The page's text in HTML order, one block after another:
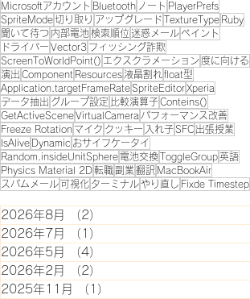
Microsoftアカウント Bluetooth ノート PlayerPrefs
SpriteMode切り取り アップグレード TextureType Ruby
聞いて待つ 内部電池 検索順位 迷惑メール ペイント
ドライバー Vector3 フィッシング詐欺
ScreenToWorldPoint() エクスクラメーション 度に向ける
演出 Component Resources 液晶割れ float型
Application.targetFrameRateSpriteEditorXperia
データ抽出 グループ設定 比較演算子Conteins()
GetActiveSceneVirtualCamera パフォーマンス改善
Freeze Rotationマイク クッキー 入れ子SFC 出張授業
IsAlive Dynamic おサイフケータイ
Random.insideUnitSphere 電池交換ToggleGroup英語
Physics Material 2D転職副業 翻訳 MacBookAir
スパムメール可視化 ターミナルやり直し Fixde Timestep
2026年8月 （2）
2026年7月
（1）
2026年5月
（4）
2026年2月
（2）
2025年11月
（1）